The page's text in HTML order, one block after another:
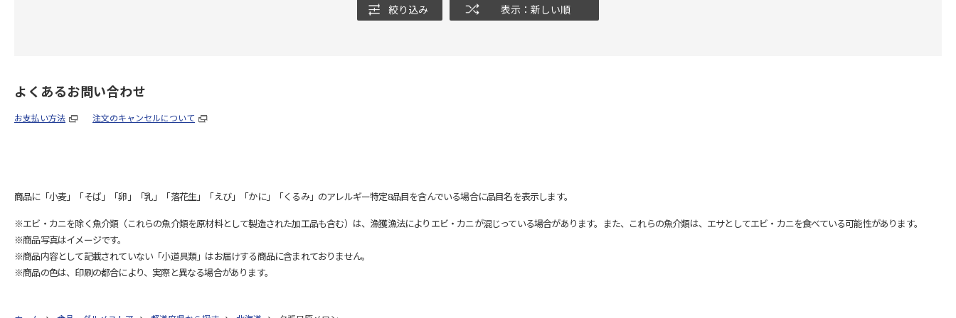
絞り込み 表示：新しい順
よくあるお問い合わせ
お支払い方法 注文のキャンセルについて
商品に「小麦」「そば」「卵」「乳」「落花生」「えび」「かに」「くるみ」のアレルギー特定8品目を含んでいる場合に品目名を表示します。
※エビ・カニを除く魚介類（これらの魚介類を原材料として製造された加工品も含む）は、漁獲漁法によりエビ・カニが混じっている場合があります。また、これらの魚介類は、エサとしてエビ・カニを食べている可能性があります。
※商品写真はイメージです。
※商品内容として記載されていない「小道具類」はお届けする商品に含まれておりません。
※商品の色は、印刷の都合により、実際と異なる場合があります。